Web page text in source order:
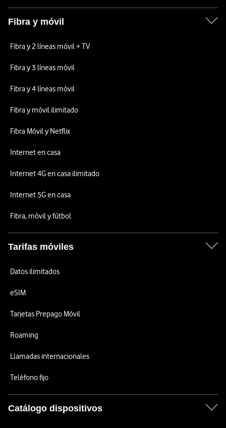
Fibra y móvil
Fibra y 2 líneas móvil + TV
Fibra y 3 líneas móvil
Fibra y 4 líneas móvil
Fibra y móvil ilimitado
Fibra Móvil y Netflix
Internet en casa
Internet 4G en casa ilimitado
Internet 5G en casa
Fibra, móvil y fútbol
Tarifas móviles
Datos ilimitados
eSIM
Tarjetas Prepago Móvil
Roaming
Llamadas internacionales
Teléfono fijo
Catálogo dispositivos